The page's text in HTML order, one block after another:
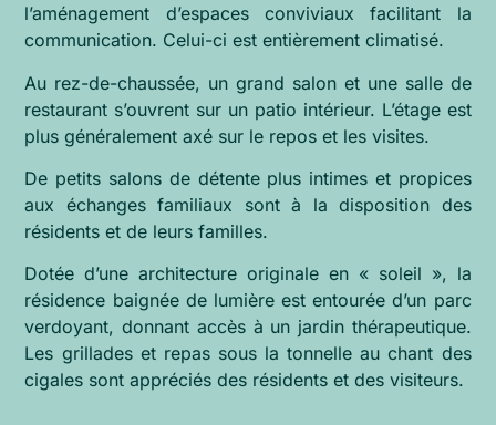
l’aménagement d’espaces conviviaux facilitant la
communication. Celui-ci est entièrement climatisé.
Au rez-de-chaussée, un grand salon et une salle de
restaurant s’ouvrent sur un patio intérieur. L’étage est
plus généralement axé sur le repos et les visites.
De petits salons de détente plus intimes et propices
aux échanges familiaux sont à la disposition des
résidents et de leurs familles.
Dotée d’une architecture originale en « soleil », la
résidence baignée de lumière est entourée d’un parc
verdoyant, donnant accès à un jardin thérapeutique.
Les grillades et repas sous la tonnelle au chant des
cigales sont appréciés des résidents et des visiteurs.